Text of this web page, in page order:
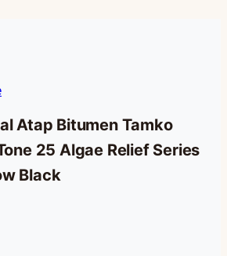
Atap Bitumen Tamko
25 Algae Relief Series
Black